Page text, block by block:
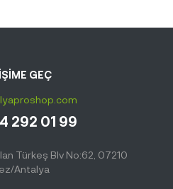
GEÇ
292 01 99
Türkeş Blv No:62, 07210
Antalya